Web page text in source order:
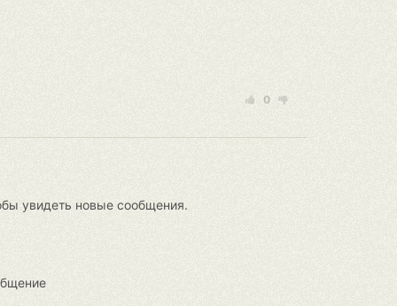
0
увидеть новые сообщения.